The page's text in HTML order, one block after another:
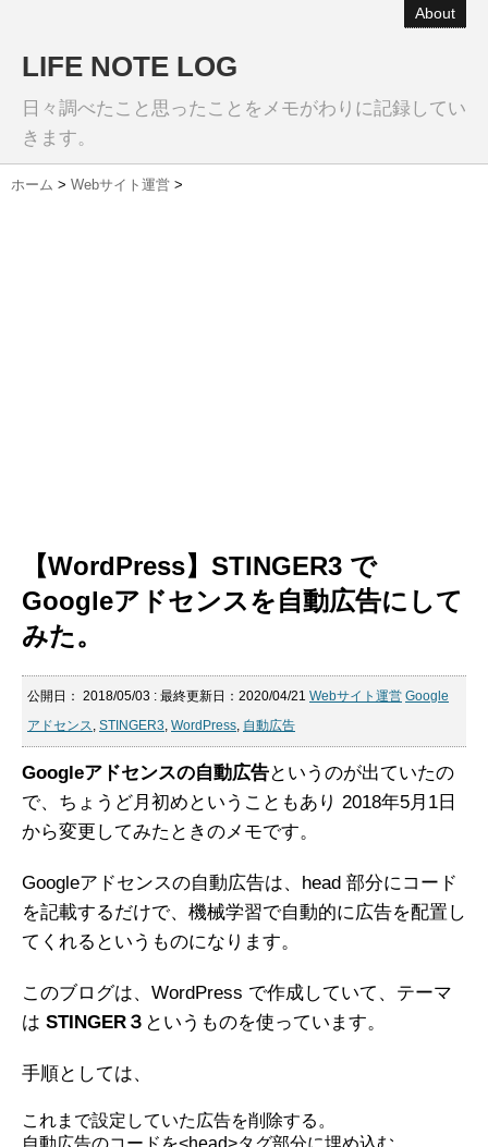
About
LIFE NOTE LOG
日々調べたこと思ったことをメモがわりに記録してい
きます。
ホーム > Webサイト運営 >
【WordPress】STINGER3 で
Googleアドセンスを自動広告にして
みた。
公開日： 2018/05/03 : 最終更新日：2020/04/21 Webサイト運営 Google
アドセンス, STINGER3, WordPress, 自動広告
Googleアドセンスの自動広告というのが出ていたの
で、ちょうど月初めということもあり 2018年5月1日
から変更してみたときのメモです。
Googleアドセンスの自動広告は、head 部分にコード
を記載するだけで、機械学習で自動的に広告を配置し
てくれるというものになります。
このブログは、WordPress で作成していて、テーマ
は STINGER３ というものを使っています。
手順としては、
これまで設定していた広告を削除する。
自動広告のコードを<head>タグ部分に埋め込む。